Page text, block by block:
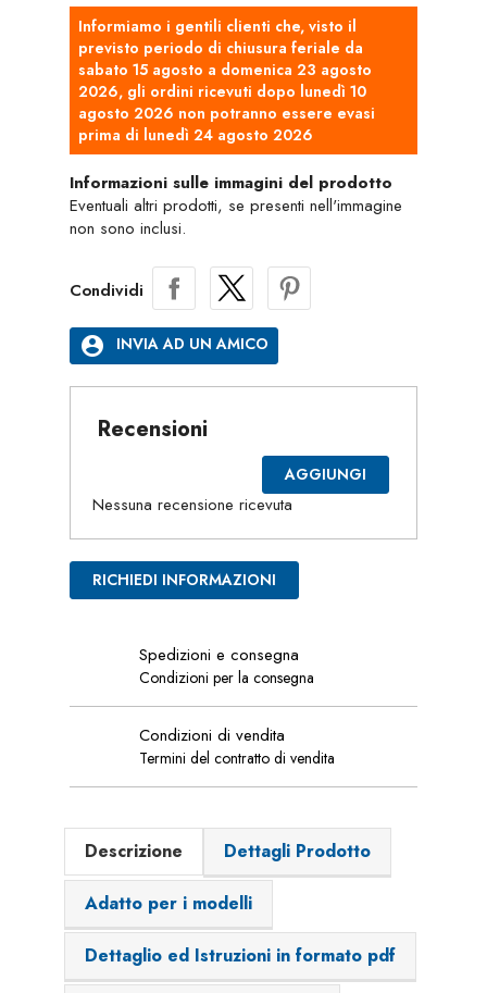
Informiamo i gentili clienti che, visto il
previsto periodo di chiusura feriale da
sabato 15 agosto a domenica 23 agosto
2026, gli ordini ricevuti dopo lunedì 10
agosto 2026 non potranno essere evasi
prima di lunedì 24 agosto 2026
Informazioni sulle immagini del prodotto
Eventuali altri prodotti, se presenti nell'immagine
non sono inclusi.
Condividi
account_circle INVIA AD UN AMICO
Recensioni
AGGIUNGI
Nessuna recensione ricevuta
RICHIEDI INFORMAZIONI
Spedizioni e consegna
Condizioni per la consegna
Condizioni di vendita
Termini del contratto di vendita
Descrizione Dettagli Prodotto
Adatto per i modelli
Dettaglio ed Istruzioni in formato pdf